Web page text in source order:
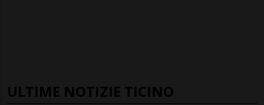
ULTIME NOTIZIE TICINO